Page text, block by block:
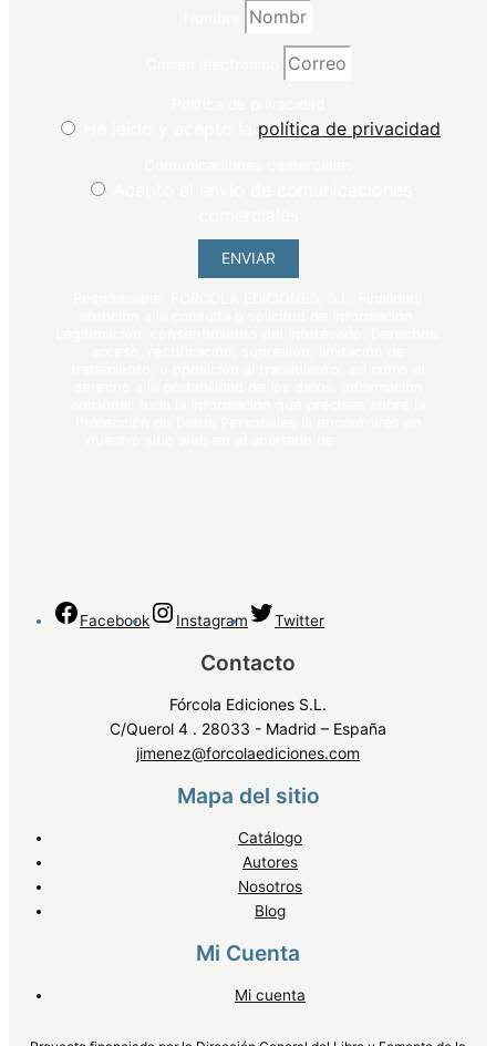
política de privacidad
ENVIAR
Facebook Instagram Twitter
Contacto
Fórcola Ediciones S.L.
C/Querol 4 . 28033 - Madrid – España
jimenez@forcolaediciones.com
Mapa del sitio
Catálogo
Autores
Nosotros
Blog
Mi Cuenta
Mi cuenta